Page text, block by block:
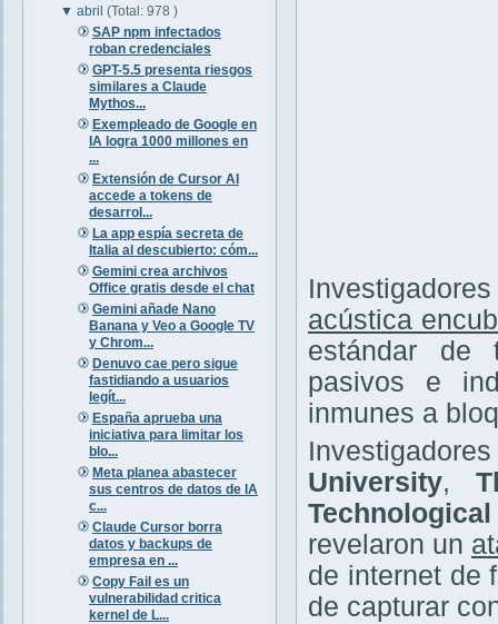
▼abril(Total: 978 )
SAP npm infectados
roban credenciales
GPT-5.5 presenta riesgos
similares a Claude
Mythos...
Exempleado de Google en
IA logra 1000 millones en
...
Extensión de Cursor AI
accede a tokens de
desarrol...
La app espía secreta de
Italia al descubierto: cóm...
Gemini crea archivos
Office gratis desde el chat
Gemini añade Nano
Banana y Veo a Google TV
y Chrom...
Denuvo cae pero sigue
fastidiando a usuarios
legít...
España aprueba una
iniciativa para limitar los
blo...
Meta planea abastecer
sus centros de datos de IA
c...
Claude Cursor borra
datos y backups de
empresa en ...
Copy Fail es un
vulnerabilidad critica
kernel de L...
acústica
estándar de
pasivos e
inmunes a
University,
revelaron un
de internet de
de capturar